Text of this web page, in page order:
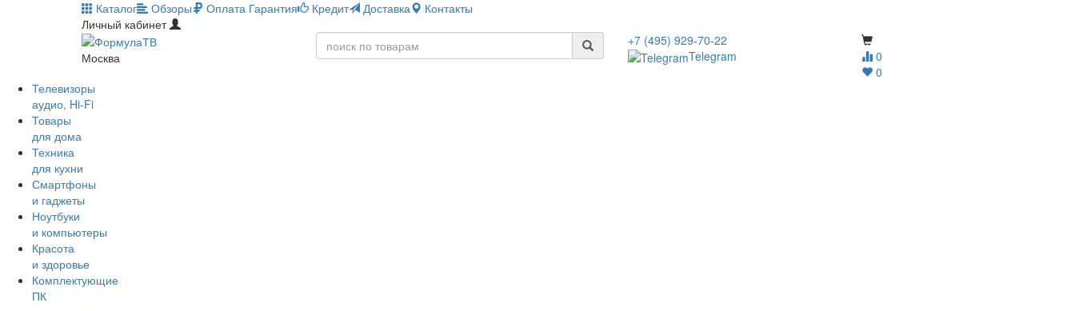
Каталог Обзоры Оплата Гарантия Кредит Доставка
Контакты
Личный кабинет
Москва
0
0
+7 (495) 929-70-22
Telegram
Телевизоры
аудио, Hi-Fi
Товары
для дома
Техника
для кухни
Смартфоны
и гаджеты
Ноутбуки
и компьютеры
Красота
и здоровье
Комплектующие
ПК